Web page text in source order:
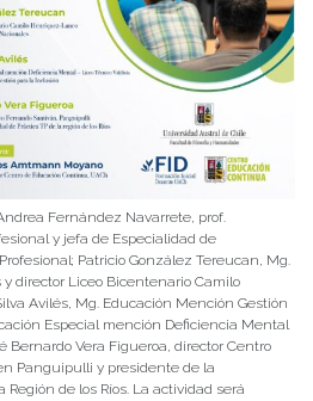
Fernández Navarrete, prof.
y jefa de Especialidad de
Patricio González Tereucan, Mg.
director Liceo Bicentenario Camilo
Avilés, Mg. Educación Mención Gestión
Especial mención Deficiencia Mental
Bernardo Vera Figueroa, director Centro
Panguipulli y presidente de la
de los Ríos. La actividad será